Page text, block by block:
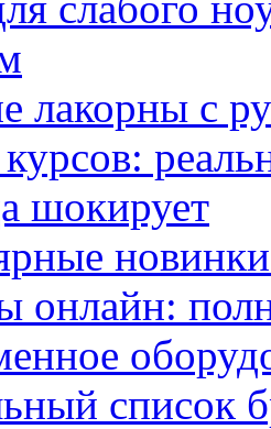
лакорны с
шокирует
онлайн:
список